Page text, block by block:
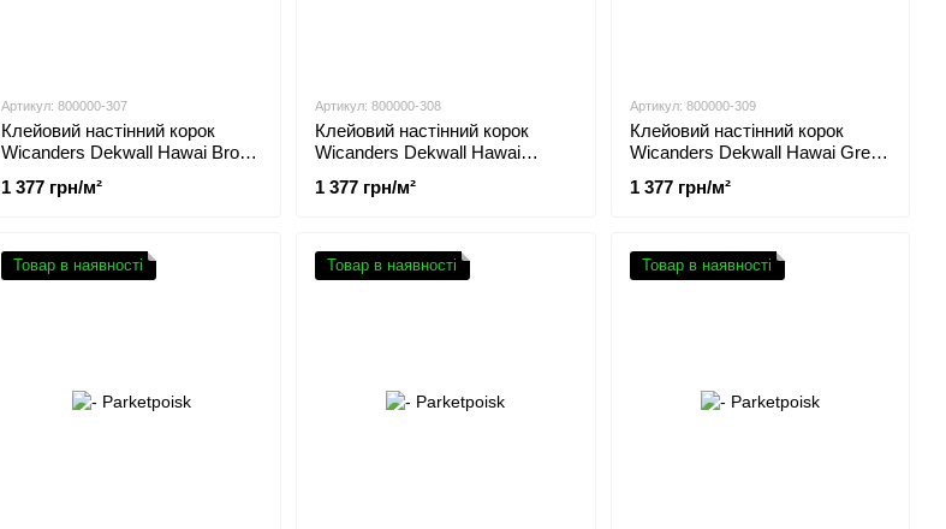
Артикул: 800000-307
Клейовий настінний корок
Wicanders Dekwall Hawai Brown
1 377 грн/м²
Артикул: 800000-308
Клейовий настінний корок
Wicanders Dekwall Hawai
1 377 грн/м²
Артикул: 800000-309
Клейовий настінний корок
Wicanders Dekwall Hawai Green
1 377 грн/м²
Товар в наявності Товар в наявності Товар в наявності